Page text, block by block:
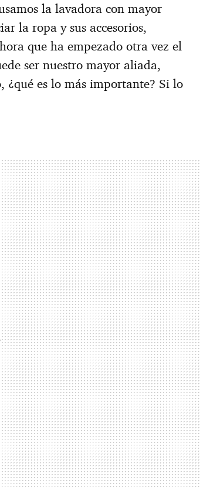
la lavadora con mayor
la ropa y sus accesorios,
que ha empezado otra vez el
ser nuestro mayor aliada,
¿qué es lo más importante? Si lo